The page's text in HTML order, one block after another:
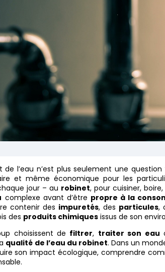
de l’eau n’est plus seulement une
et même économique pour les
jour – au robinet, pour cuisiner,
complexe avant d’être propre à la
contenir des impuretés, des particules,
des produits chimiques issus de son
choisissent de filtrer, traiter son eau
qualité de l’eau du robinet. Dans un
son impact écologique, comprendre